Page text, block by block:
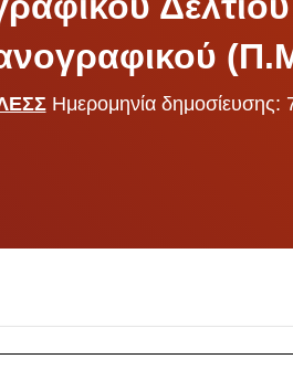
Ημερομηνία δημοσίευσης: